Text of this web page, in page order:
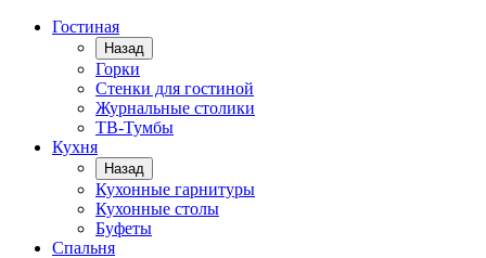
Гостиная
Назад
Горки
Стенки для гостиной
Журнальные столики
TВ-Тумбы
Кухня
Назад
Кухонные гарнитуры
Кухонные столы
Буфеты
Спальня